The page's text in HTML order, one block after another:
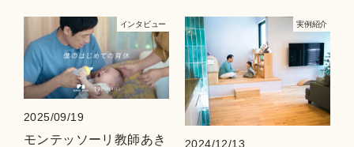
インタビュー
2025/09/19
モンテッソーリ教師あき
実例紹介
2024/12/13